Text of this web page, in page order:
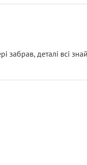
деталі всі